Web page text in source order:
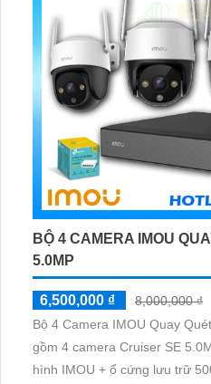
BỘ 4 CAMERA IMOU
5.0MP
6,500,000 ₫
8,000,000 ₫
Bộ 4 Camera IMOU Quay
gồm 4 camera Cruiser SE
hình IMOU + ổ cứng lưu trữ